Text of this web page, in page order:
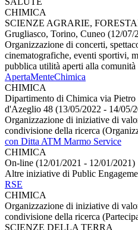
CHIMICA
SCIENZE AGRARIE,
Grugliasco, Torino, Cuneo (12/07/
Organizzazione di concerti,
cinematografiche, eventi sportivi,
pubblica utilità aperti alla
ApertaMenteChimica
CHIMICA
Dipartimento di Chimica via
d'Azeglio 48 (13/05/2022 - 14/05/
Organizzazione di iniziative di
condivisione della ricerca
con Ditta ATM Marmo Service
CHIMICA
On-line (12/01/2021 - 12/01/2021)
Altre iniziative di Public
RSE
CHIMICA
Organizzazione di iniziative di
condivisione della ricerca
SCIENZE DELLA TERRA